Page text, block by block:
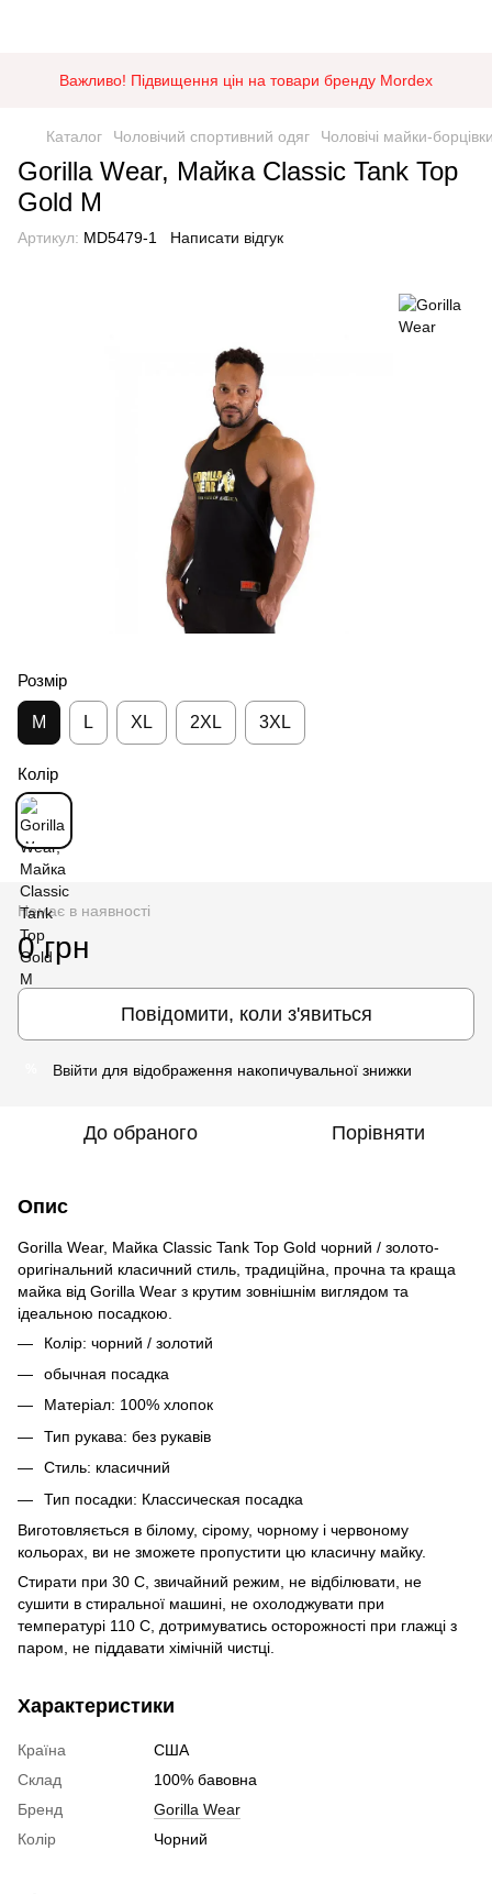
Важливо! Підвищення цін на товари бренду Mordex
Каталог Чоловічий спортивний одяг Чоловічі майки-
Gorilla Wear, Майка Classic Tank Top
Gold M
Артикул: MD5479-1 Написати відгук
Розмір
M L XL 2XL 3XL
Колір
Немає в наявності
0 грн
Повідомити, коли з'явиться
Ввійти для відображення накопичувальної знижки
До обраного Порівняти
Опис
Gorilla Wear, Майка Classic Tank Top Gold чорний / золото-
оригінальний класичний стиль, традиційна, прочна та краща
майка від Gorilla Wear з крутим зовнішнім виглядом та
ідеальною посадкою.
Колір: чорний / золотий
обычная посадка
Матеріал: 100% хлопок
Тип рукава: без рукавів
Стиль: класичний
Тип посадки: Классическая посадка
Виготовляється в білому, сірому, чорному і червоному
кольорах, ви не зможете пропустити цю класичну майку.
Стирати при 30 С, звичайний режим, не відбілювати, не
сушити в стиральної машині, не охолоджувати при
температурі 110 С, дотримуватись осторожності при глажці з
паром, не піддавати хімічній чистці.
Характеристики
Країна
США
Склад
100% бавовна
Бренд
Gorilla Wear
Колір
Чорний